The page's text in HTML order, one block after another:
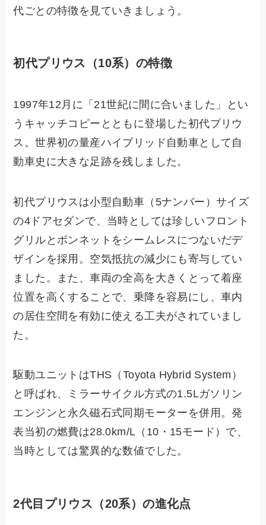
代ごとの特徴を見ていきましょう。
初代プリウス（10系）の特徴
1997年12月に「21世紀に間に合いました」とい
うキャッチコピーとともに登場した初代プリウ
ス。世界初の量産ハイブリッド自動車として自
動車史に大きな足跡を残しました。
初代プリウスは小型自動車（5ナンバー）サイズ
の4ドアセダンで、当時としては珍しいフロント
グリルとボンネットをシームレスにつないだデ
ザインを採用。空気抵抗の減少にも寄与してい
ました。また、車両の全高を大きくとって着座
位置を高くすることで、乗降を容易にし、車内
の居住空間を有効に使える工夫がされていまし
た。
駆動ユニットはTHS（Toyota Hybrid System）
と呼ばれ、ミラーサイクル方式の1.5Lガソリン
エンジンと永久磁石式同期モーターを併用。発
表当初の燃費は28.0km/L（10・15モード）で、
当時としては驚異的な数値でした。
2代目プリウス（20系）の進化点